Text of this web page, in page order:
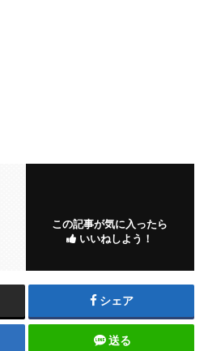
この記事が気に入ったら
いいねしよう！
シェア
送る